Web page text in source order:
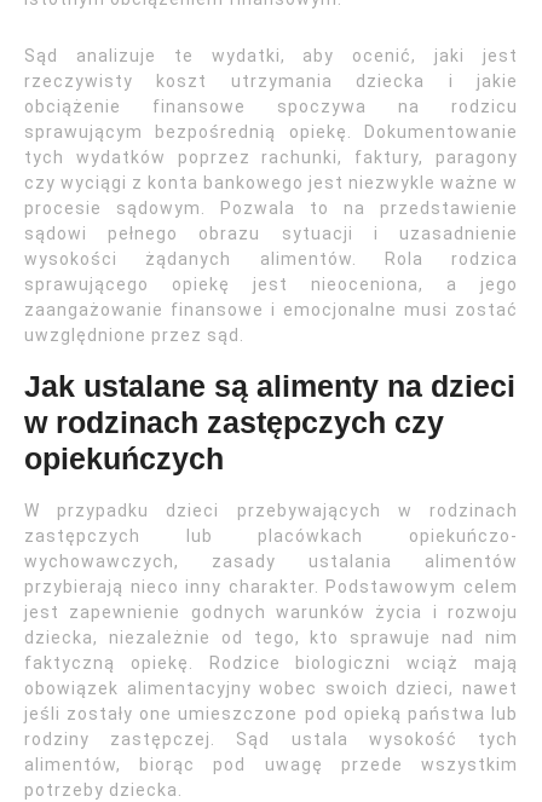
Sąd analizuje te wydatki, aby ocenić, jaki jest
rzeczywisty koszt utrzymania dziecka i jakie
obciążenie finansowe spoczywa na rodzicu
sprawującym bezpośrednią opiekę. Dokumentowanie
tych wydatków poprzez rachunki, faktury, paragony
czy wyciągi z konta bankowego jest niezwykle ważne w
procesie sądowym. Pozwala to na przedstawienie
sądowi pełnego obrazu sytuacji i uzasadnienie
wysokości żądanych alimentów. Rola rodzica
sprawującego opiekę jest nieoceniona, a jego
zaangażowanie finansowe i emocjonalne musi zostać
uwzględnione przez sąd.
Jak ustalane są alimenty na dzieci
w rodzinach zastępczych czy
opiekuńczych
W przypadku dzieci przebywających w rodzinach
zastępczych lub placówkach opiekuńczo-
wychowawczych, zasady ustalania alimentów
przybierają nieco inny charakter. Podstawowym celem
jest zapewnienie godnych warunków życia i rozwoju
dziecka, niezależnie od tego, kto sprawuje nad nim
faktyczną opiekę. Rodzice biologiczni wciąż mają
obowiązek alimentacyjny wobec swoich dzieci, nawet
jeśli zostały one umieszczone pod opieką państwa lub
rodziny zastępczej. Sąd ustala wysokość tych
alimentów, biorąc pod uwagę przede wszystkim
potrzeby dziecka.